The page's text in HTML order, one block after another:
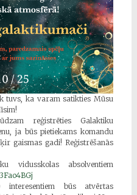
tuvs, ka varam satikties Mūsu
reģistrēties Galaktiku
ja būs pietiekams komandu
gaismas gadi! Reģistrēšanās
vidusskolas absolventiem
interesentiem būs atvērtas